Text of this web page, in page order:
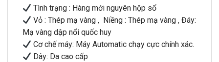
Tình trạng : Hàng mới nguyên hộp sổ
Vỏ : Thép mạ vàng , Niềng : Thép mạ vàng , Đáy:
Mạ vàng dập nổi quốc huy
Cơ chế máy: Máy Automatic chạy cực chính xác.
Dây: Da cao cấp